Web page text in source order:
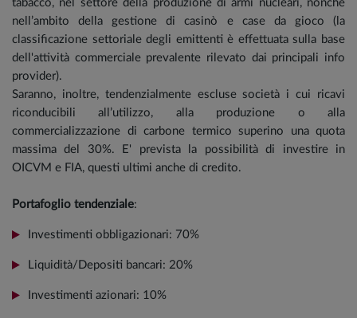
tabacco, nel settore della produzione di armi nucleari, nonché
nell’ambito della gestione di casinò e case da gioco (la
classificazione settoriale degli emittenti è effettuata sulla base
dell'attività commerciale prevalente rilevato dai principali info
provider).
Saranno, inoltre, tendenzialmente escluse società i cui ricavi
riconducibili all’utilizzo, alla produzione o alla
commercializzazione di carbone termico superino una quota
massima del 30%. E' prevista la possibilità di investire in
OICVM e FIA, questi ultimi anche di credito.
Portafoglio tendenziale:
Investimenti obbligazionari: 70%
Liquidità/Depositi bancari: 20%
Investimenti azionari: 10%